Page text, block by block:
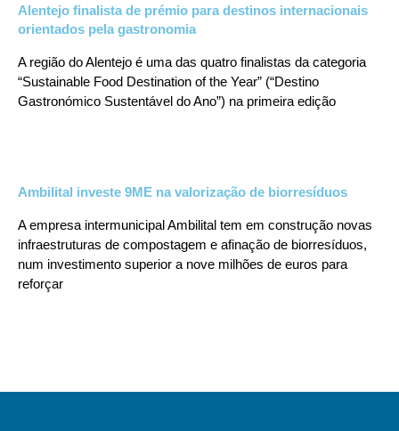
Alentejo finalista de prémio para destinos internacionais
orientados pela gastronomia
A região do Alentejo é uma das quatro finalistas da categoria
“Sustainable Food Destination of the Year” (“Destino
Gastronómico Sustentável do Ano”) na primeira edição
Ambilital investe 9ME na valorização de biorresíduos
A empresa intermunicipal Ambilital tem em construção novas
infraestruturas de compostagem e afinação de biorresíduos,
num investimento superior a nove milhões de euros para
reforçar